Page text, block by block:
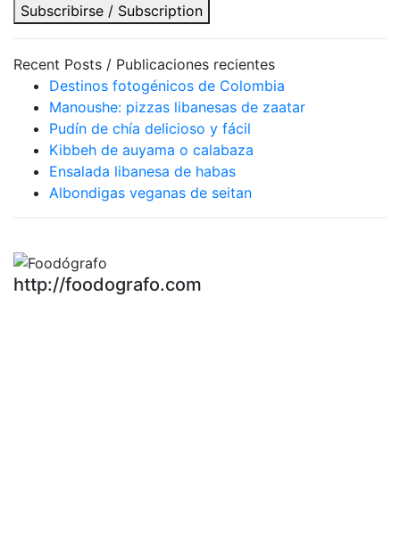
Subscribirse / Subscription
Recent Posts / Publicaciones recientes
Destinos fotogénicos de Colombia
Manoushe: pizzas libanesas de zaatar
Pudín de chía delicioso y fácil
Kibbeh de auyama o calabaza
Ensalada libanesa de habas
Albondigas veganas de seitan
http://foodografo.com